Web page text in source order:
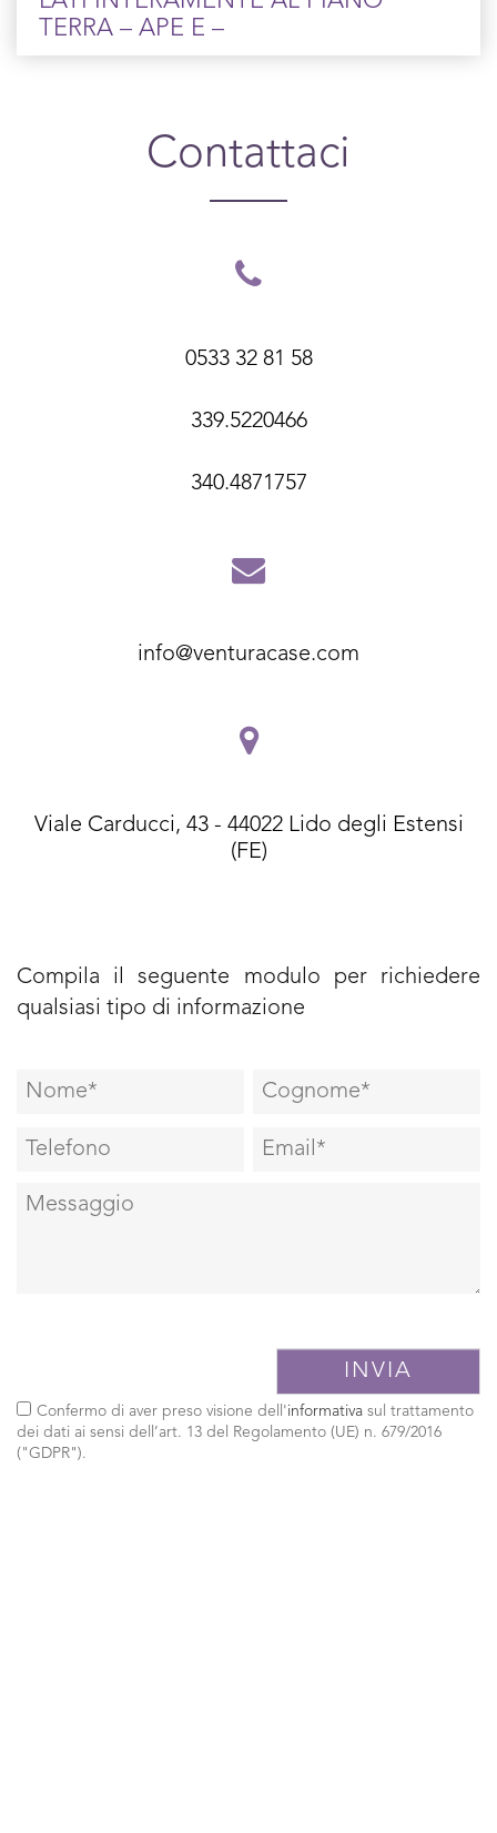
TERRA – APE E –
Contattaci
0533 32 81 58
339.5220466
340.4871757
info@venturacase.com
Viale Carducci, 43 - 44022 Lido degli Estensi
(FE)
Compila il seguente modulo per richiedere
qualsiasi tipo di informazione
Confermo di aver preso visione dell'informativa sul trattamento
dei dati ai sensi dell’art. 13 del Regolamento (UE) n. 679/2016
("GDPR").